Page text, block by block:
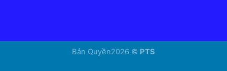
Bản Quyền2026 © PTS